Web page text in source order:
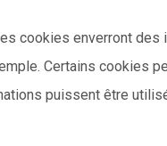
cookies enverront
Certains cookies
puissent être